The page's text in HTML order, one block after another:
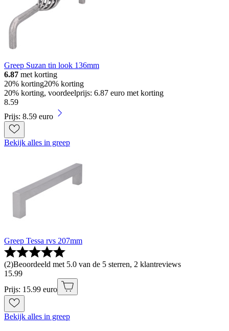
Greep Suzan tin look 136mm
6.87 met korting
20% korting20% korting
20% korting, voordeelprijs: 6.87 euro met korting
8.59
Prijs: 8.59 euro
Bekijk alles in greep
Greep Tessa rvs 207mm
(2)Beoordeeld met 5.0 van de 5 sterren, 2 klantreviews
15.99
Prijs: 15.99 euro
Bekijk alles in greep